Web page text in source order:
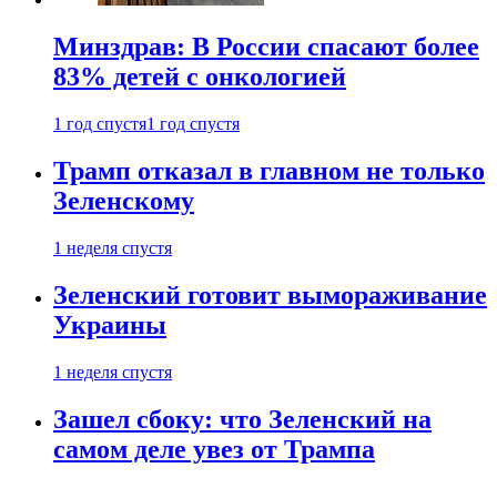
Минздрав: В России спасают более
83% детей с онкологией
1 год спустя1 год спустя
Трамп отказал в главном не только
Зеленскому
1 неделя спустя
Зеленский готовит вымораживание
Украины
1 неделя спустя
Зашел сбоку: что Зеленский на
самом деле увез от Трампа